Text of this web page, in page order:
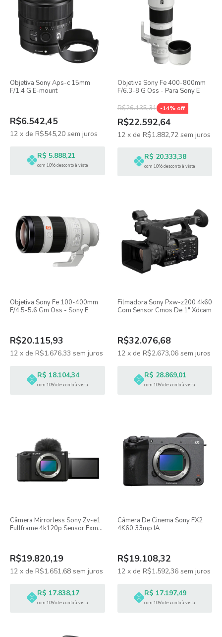
Objetiva Sony Aps-c 15mm
F/1.4 G E-mount
R$6.542,45
12 x de R$545,20 sem juros
R$ 5.888,21
com 10% desconto à vista
Objetiva Sony Fe 400-800mm
F/6.3-8 G Oss - Para Sony E
R$26.135,31 -14% off
R$22.592,64
12 x de R$1.882,72 sem juros
R$ 20.333,38
com 10% desconto à vista
Objetiva Sony Fe 100-400mm
F/4.5-5.6 Gm Oss - Sony E
R$20.115,93
12 x de R$1.676,33 sem juros
R$ 18.104,34
com 10% desconto à vista
Filmadora Sony Pxw-z200 4k60
Com Sensor Cmos De 1" Xdcam
R$32.076,68
12 x de R$2.673,06 sem juros
R$ 28.869,01
com 10% desconto à vista
Câmera Mirrorless Sony Zv-e1
Fullframe 4k120p Sensor Exmor
R$19.820,19
12 x de R$1.651,68 sem juros
R$ 17.838,17
com 10% desconto à vista
Câmera De Cinema Sony FX2
4K60 33mp IA
R$19.108,32
12 x de R$1.592,36 sem juros
R$ 17.197,49
com 10% desconto à vista